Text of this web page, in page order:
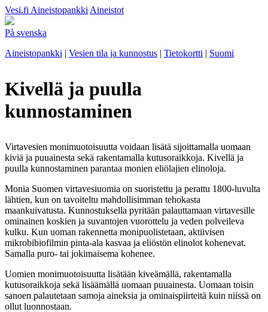
Vesi.fi Aineistopankki Aineistot
På svenska
Aineistopankki | Vesien tila ja kunnostus | Tietokortti | Suomi
Kivellä ja puulla
kunnostaminen
Virtavesien monimuotoisuutta voidaan lisätä sijoittamalla uomaan
kiviä ja puuainesta sekä rakentamalla kutusoraikkoja. Kivellä ja
puulla kunnostaminen parantaa monien eliölajien elinoloja.
Monia Suomen virtavesiuomia on suoristettu ja perattu 1800-luvulta
lähtien, kun on tavoiteltu mahdollisimman tehokasta
maankuivatusta. Kunnostuksella pyritään palauttamaan virtavesille
ominainen koskien ja suvantojen vuorottelu ja veden polveileva
kulku. Kun uoman rakennetta monipuolistetaan, aktiivisen
mikrobibiofilmin pinta-ala kasvaa ja eliöstön elinolot kohenevat.
Samalla puro- tai jokimaisema kohenee.
Uomien monimuotoisuutta lisätään kiveämällä, rakentamalla
kutusoraikkoja sekä lisäämällä uomaan puuainesta. Uomaan toisin
sanoen palautetaan samoja aineksia ja ominaispiirteitä kuin niissä on
ollut luonnostaan.